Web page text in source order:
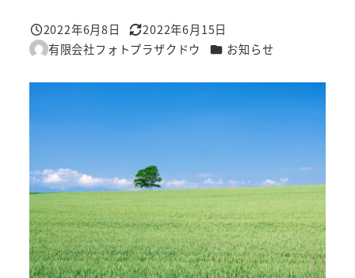
投稿日
2022年6月8日
更新日
2022年6月15日
著
有限会社フォトプラザクドウ カテゴリー
お知らせ